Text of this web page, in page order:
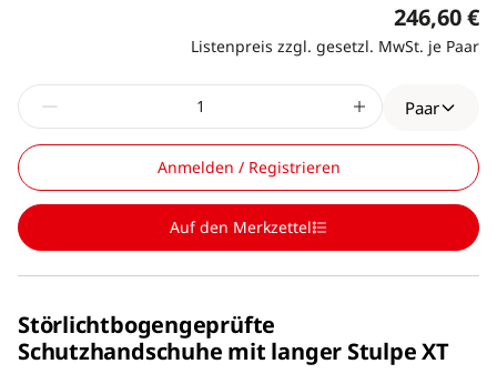
246,60 €
Listenpreis zzgl. gesetzl. MwSt. je Paar
Paar
Anmelden / Registrieren
Auf den Merkzettel
Störlichtbogengeprüfte
Schutzhandschuhe mit langer Stulpe XT